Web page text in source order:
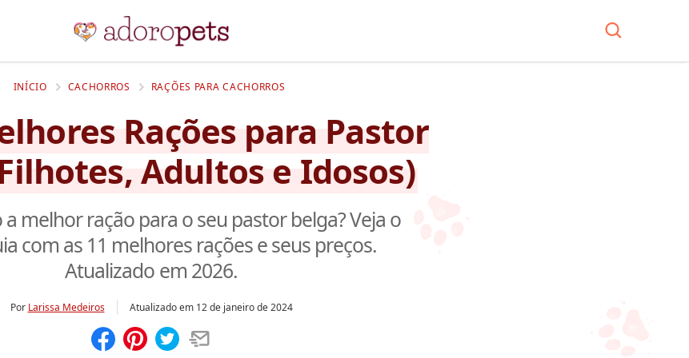
INÍCIO CACHORROS RAÇÕES PARA CACHORROS
Rações para Pastor
Adultos e Idosos)
melhor ração para o seu pastor belga? Veja o
com as 11 melhores rações e seus preços.
Atualizado em 2026.
Por Larissa Medeiros Atualizado em 12 de janeiro de 2024